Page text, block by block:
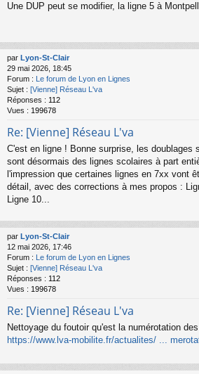
Une DUP peut se modifier, la ligne 5 à
par Lyon-St-Clair
29 mai 2026, 18:45
Forum : Le forum de Lyon en Lignes
Sujet : [Vienne] Réseau L'va
Réponses : 112
Vues : 199678
Re: [Vienne] Réseau L'va
C'est en ligne ! Bonne surprise, les doublages
sont désormais des lignes scolaires à part
l'impression que certaines lignes en 7xx vont
détail, avec des corrections à mes propos :
Ligne 10...
par Lyon-St-Clair
12 mai 2026, 17:46
Forum :
Le forum de Lyon en Lignes
Sujet : [Vienne] Réseau L'va
Réponses : 112
Vues : 199678
Re: [Vienne] Réseau L'va
Nettoyage du foutoir qu'est la numérotation
https://www.lva-mobilite.fr/actualites/ ...